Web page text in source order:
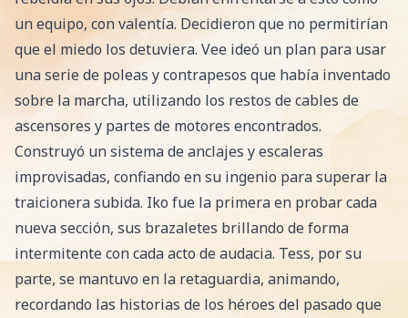
un equipo, con valentía. Decidieron que no permitirían
que el miedo los detuviera. Vee ideó un plan para usar
una serie de poleas y contrapesos que había inventado
sobre la marcha, utilizando los restos de cables de
ascensores y partes de motores encontrados.
Construyó un sistema de anclajes y escaleras
improvisadas, confiando en su ingenio para superar la
traicionera subida. Iko fue la primera en probar cada
nueva sección, sus brazaletes brillando de forma
intermitente con cada acto de audacia. Tess, por su
parte, se mantuvo en la retaguardia, animando,
recordando las historias de los héroes del pasado que